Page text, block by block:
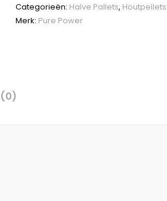
Categorieën: Halve Pallets, Houtpellets
Merk: Pure Power
(0)